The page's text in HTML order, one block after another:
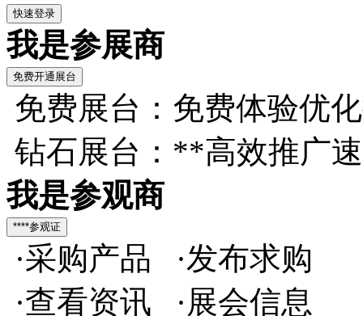
我是参展商
免费展台：免费体验优
钻石展台：**高效推广
我是参观商
·采购产品 ·发布求购
·查看资讯 ·展会信息